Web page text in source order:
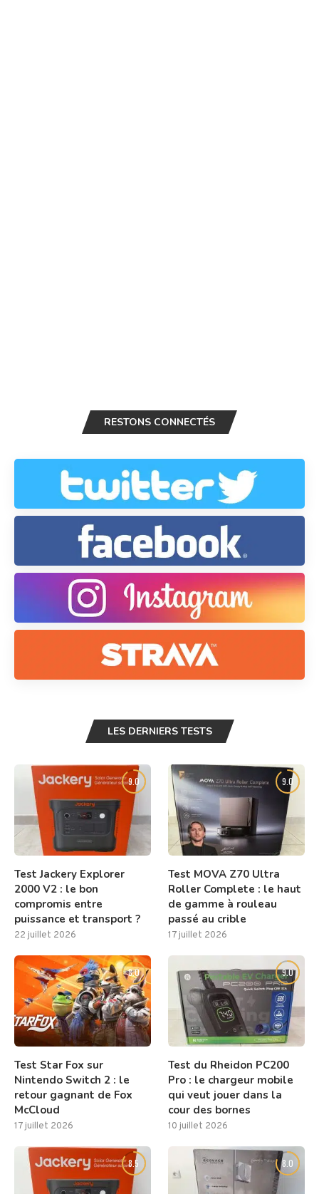
RESTONS CONNECTÉS
LES DERNIERS TESTS
9.0
Test Jackery Explorer
2000 V2 : le bon
compromis entre
puissance et transport ?
22 juillet 2026
9.0
Test MOVA Z70 Ultra
Roller Complete : le haut
de gamme à rouleau
passé au crible
17 juillet 2026
8.0
Test Star Fox sur
Nintendo Switch 2 : le
retour gagnant de Fox
McCloud
17 juillet 2026
9.0
Test du Rheidon PC200
Pro : le chargeur mobile
qui veut jouer dans la
cour des bornes
10 juillet 2026
8.5 8.0